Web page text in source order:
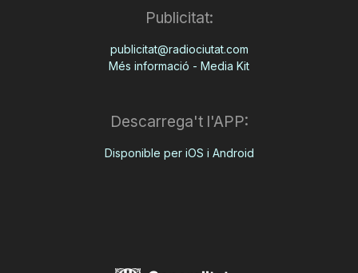
Publicitat:
publicitat@radiociutat.com
Més informació - Media Kit
Descarrega't l'APP:
Disponible per iOS i Android